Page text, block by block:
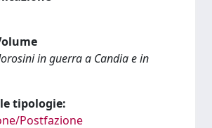
in guerra a Candia e in
tipologie:
Postfazione